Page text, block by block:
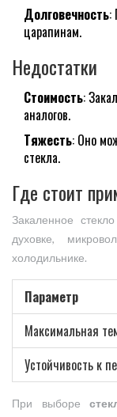
Долговечность:
царапинам.
Недостатки
Стоимость:
аналогов.
Тяжесть: Оно
стекла.
Где стоит
Закаленное
духовке,
холодильнике.
Параметр
Максимальная
Устойчивость к
При выборе